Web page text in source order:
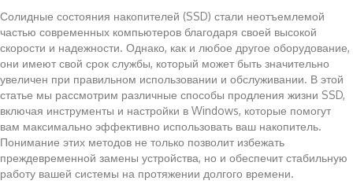
Солидные состояния накопителей (SSD) стали неотъемлемой
частью современных компьютеров благодаря своей высокой
скорости и надежности. Однако, как и любое другое оборудование,
они имеют свой срок службы, который может быть значительно
увеличен при правильном использовании и обслуживании. В этой
статье мы рассмотрим различные способы продления жизни SSD,
включая инструменты и настройки в Windows, которые помогут
вам максимально эффективно использовать ваш накопитель.
Понимание этих методов не только позволит избежать
преждевременной замены устройства, но и обеспечит стабильную
работу вашей системы на протяжении долгого времени.